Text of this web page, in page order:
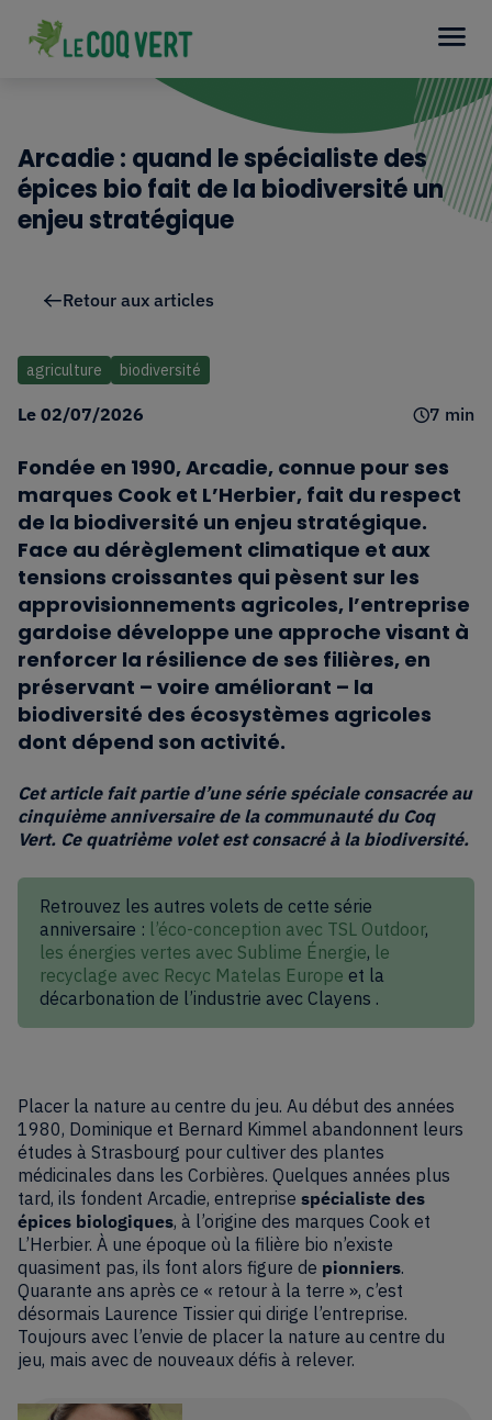
Arcadie : quand le spécialiste des
épices bio fait de la biodiversité un
enjeu stratégique
Retour aux articles
agriculture biodiversité
Le 02/07/2026 7 min
Fondée en 1990, Arcadie, connue pour ses
marques Cook et L’Herbier, fait du respect
de la biodiversité un enjeu stratégique.
Face au dérèglement climatique et aux
tensions croissantes qui pèsent sur les
approvisionnements agricoles, l’entreprise
gardoise développe une approche visant à
renforcer la résilience de ses filières, en
préservant – voire améliorant – la
biodiversité des écosystèmes agricoles
dont dépend son activité.
Cet article fait partie d’une série spéciale consacrée au
cinquième anniversaire de la communauté du Coq
Vert. Ce quatrième volet est consacré à la biodiversité.
Retrouvez les autres volets de cette série
anniversaire : l’éco-conception avec TSL Outdoor,
les énergies vertes avec Sublime Énergie, le
recyclage avec Recyc Matelas Europe et la
décarbonation de l’industrie avec Clayens .
Placer la nature au centre du jeu. Au début des années
1980, Dominique et Bernard Kimmel abandonnent leurs
études à Strasbourg pour cultiver des plantes
médicinales dans les Corbières. Quelques années plus
tard, ils fondent Arcadie, entreprise spécialiste des
épices biologiques, à l’origine des marques Cook et
L’Herbier. À une époque où la filière bio n’existe
quasiment pas, ils font alors figure de pionniers.
Quarante ans après ce « retour à la terre », c’est
désormais Laurence Tissier qui dirige l’entreprise.
Toujours avec l’envie de placer la nature au centre du
jeu, mais avec de nouveaux défis à relever.